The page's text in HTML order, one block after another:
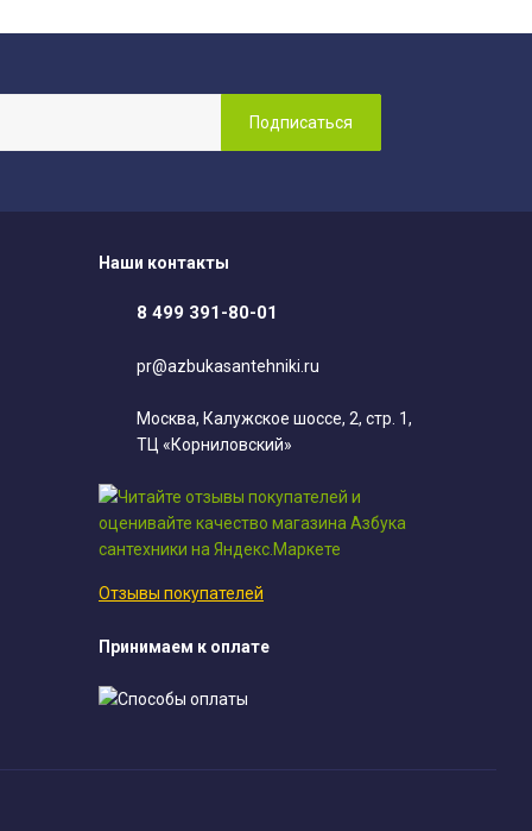
Наши контакты
8 499 391-80-01
pr@azbukasantehniki.ru
Москва, Калужское шоссе, 2, стр. 1,
ТЦ «Корниловский»
Отзывы покупателей
Принимаем к оплате